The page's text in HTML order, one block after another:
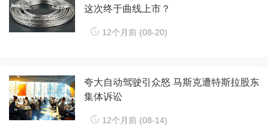
这次终于曲线上市？
12个月前 (08-20)
夸大自动驾驶引众怒 马斯克遭特斯拉股东
集体诉讼
12个月前 (08-14)